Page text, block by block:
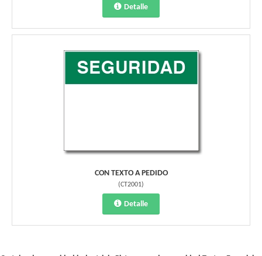
Detalle
CON TEXTO A PEDIDO
(CT2001)
Detalle